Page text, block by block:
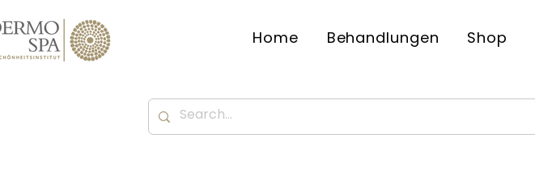
Home Behandlungen Shop